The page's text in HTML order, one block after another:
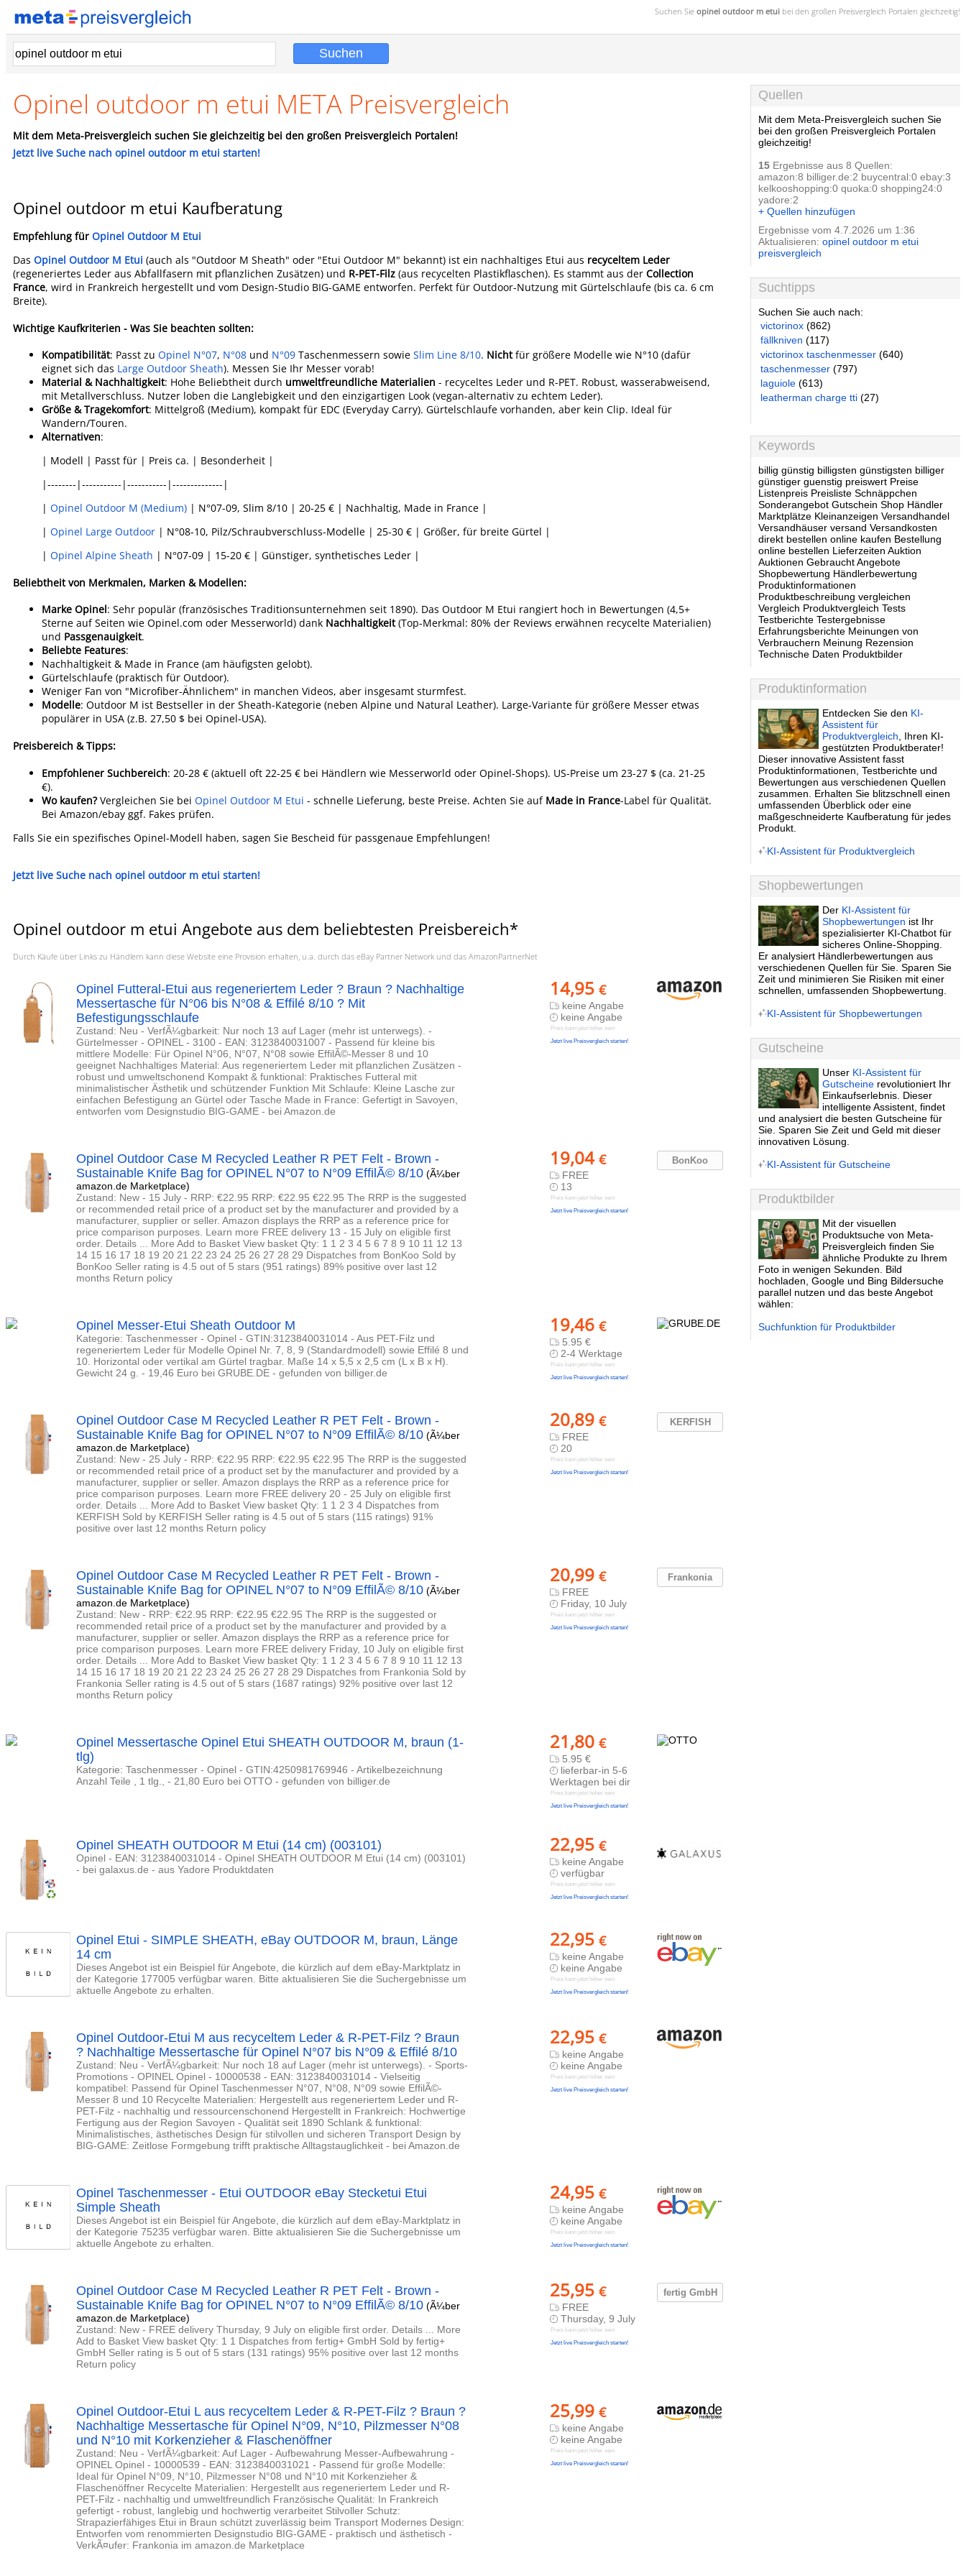
Suchen Sie opinel outdoor m etui bei den großen Preisvergleich Portalen gleichzeitig!
Opinel outdoor m etui META Preisvergleich
Mit dem Meta-Preisvergleich suchen Sie gleichzeitig bei den großen Preisvergleich Portalen!
Jetzt live Suche nach opinel outdoor m etui starten!
Opinel outdoor m etui Kaufberatung
Empfehlung für Opinel Outdoor M Etui
Das Opinel Outdoor M Etui (auch als "Outdoor M Sheath" oder "Etui Outdoor M" bekannt) ist ein nachhaltiges Etui aus recyceltem Leder
(regeneriertes Leder aus Abfallfasern mit pflanzlichen Zusätzen) und R-PET-Filz (aus recycelten Plastikflaschen). Es stammt aus der Collection
France, wird in Frankreich hergestellt und vom Design-Studio BIG-GAME entworfen. Perfekt für Outdoor-Nutzung mit Gürtelschlaufe (bis ca. 6 cm
Breite).
Wichtige Kaufkriterien - Was Sie beachten sollten:
Kompatibilität: Passt zu Opinel N°07, N°08 und N°09 Taschenmessern sowie Slim Line 8/10. Nichtfür größere Modelle wie N°10 (dafür
eignet sich das Large Outdoor Sheath). Messen Sie Ihr Messer vorab!
Material & Nachhaltigkeit: Hohe Beliebtheit durch umweltfreundliche Materialien - recyceltes Leder und R-PET. Robust, wasserabweisend,
mit Metallverschluss. Nutzer loben die Langlebigkeit und den einzigartigen Look (vegan-alternativ zu echtem Leder).
Größe & Tragekomfort: Mittelgroß (Medium), kompakt für EDC (Everyday Carry). Gürtelschlaufe vorhanden, aber kein Clip. Ideal für
Wandern/Touren.
Alternativen:
| Modell | Passt für | Preis ca. | Besonderheit |
|--------|-----------|-----------|--------------|
| Opinel Outdoor M (Medium) | N°07-09, Slim 8/10 | 20-25 € | Nachhaltig, Made in France |
| Opinel Large Outdoor | N°08-10, Pilz/Schraubverschluss-Modelle | 25-30 € | Größer, für breite Gürtel |
| Opinel Alpine Sheath | N°07-09 | 15-20 € | Günstiger, synthetisches Leder |
Beliebtheit von Merkmalen, Marken & Modellen:
Marke Opinel: Sehr populär (französisches Traditionsunternehmen seit 1890). Das Outdoor M Etui rangiert hoch in Bewertungen (4,5+
Sterne auf Seiten wie Opinel.com oder Messerworld) dank Nachhaltigkeit(Top-Merkmal: 80% der Reviews erwähnen recycelte Materialien)
und Passgenauigkeit.
Beliebte Features:
Nachhaltigkeit & Made in France (am häufigsten gelobt).
Gürtelschlaufe (praktisch für Outdoor).
Weniger Fan von "Microfiber-Ähnlichem" in manchen Videos, aber insgesamt sturmfest.
Modelle: Outdoor M ist Bestseller in der Sheath-Kategorie (neben Alpine und Natural Leather). Large-Variante für größere Messer etwas
populärer in USA (z.B. 27,50 $ bei Opinel-USA).
Preisbereich & Tipps:
Empfohlener Suchbereich: 20-28 € (aktuell oft 22-25 € bei Händlern wie Messerworld oder Opinel-Shops). US-Preise um 23-27 $ (ca. 21-25
€).
Wo kaufen?Vergleichen Sie bei Opinel Outdoor M Etui - schnelle Lieferung, beste Preise. Achten Sie auf Made in France-Label für Qualität.
Bei Amazon/ebay ggf. Fakes prüfen.
Falls Sie ein spezifisches Opinel-Modell haben, sagen Sie Bescheid für passgenaue Empfehlungen!
Jetzt live Suche nach opinel outdoor m etui starten!
Opinel outdoor m etui Angebote aus dem beliebtesten Preisbereich*
Durch Käufe über Links zu Händlern kann diese Website eine Provision erhalten, u.a. durch das eBay Partner Network und das AmazonPartnerNet
14,95 €
keine Angabe
keine Angabe
Preis kann jetzt höher sein
Jetzt live Preisvergleich starten!
Opinel Futteral-Etui aus regeneriertem Leder ? Braun ? Nachhaltige
Messertasche für N°06 bis N°08 & Effilé 8/10 ? Mit
Befestigungsschlaufe
Zustand: Neu - VerfÃ¼gbarkeit: Nur noch 13 auf Lager (mehr ist unterwegs). -
Gürtelmesser - OPINEL - 3100 - EAN: 3123840031007 - Passend für kleine bis
mittlere Modelle: Für Opinel N°06, N°07, N°08 sowie EffilÃ©-Messer 8 und 10
geeignet Nachhaltiges Material: Aus regeneriertem Leder mit pflanzlichen Zusätzen -
robust und umweltschonend Kompakt & funktional: Praktisches Futteral mit
minimalistischer Ästhetik und schützender Funktion Mit Schlaufe: Kleine Lasche zur
einfachen Befestigung an Gürtel oder Tasche Made in France: Gefertigt in Savoyen,
entworfen vom Designstudio BIG-GAME - bei Amazon.de
BonKoo
19,04 €
FREE
13
Preis kann jetzt höher sein
Jetzt live Preisvergleich starten!
Opinel Outdoor Case M Recycled Leather R PET Felt - Brown -
Sustainable Knife Bag for OPINEL N°07 to N°09 EffilÃ© 8/10 (Ã¼ber
amazon.de Marketplace)
Zustand: New - 15 July - RRP: €22.95 RRP: €22.95 €22.95 The RRP is the suggested
or recommended retail price of a product set by the manufacturer and provided by a
manufacturer, supplier or seller. Amazon displays the RRP as a reference price for
price comparison purposes. Learn more FREE delivery 13 - 15 July on eligible first
order. Details ... More Add to Basket View basket Qty: 1 1 2 3 4 5 6 7 8 9 10 11 12 13
14 15 16 17 18 19 20 21 22 23 24 25 26 27 28 29 Dispatches from BonKoo Sold by
BonKoo Seller rating is 4.5 out of 5 stars (951 ratings) 89% positive over last 12
months Return policy
19,46 €
5.95 €
2-4 Werktage
Preis kann jetzt höher sein
Jetzt live Preisvergleich starten!
Opinel Messer-Etui Sheath Outdoor M
Kategorie: Taschenmesser - Opinel - GTIN:3123840031014 - Aus PET-Filz und
regeneriertem Leder für Modelle Opinel Nr. 7, 8, 9 (Standardmodell) sowie Effilé 8 und
10. Horizontal oder vertikal am Gürtel tragbar. Maße 14 x 5,5 x 2,5 cm (L x B x H).
Gewicht 24 g. - 19,46 Euro bei GRUBE.DE - gefunden von billiger.de
KERFISH
20,89 €
FREE
20
Preis kann jetzt höher sein
Jetzt live Preisvergleich starten!
Opinel Outdoor Case M Recycled Leather R PET Felt - Brown -
Sustainable Knife Bag for OPINEL N°07 to N°09 EffilÃ© 8/10 (Ã¼ber
amazon.de Marketplace)
Zustand: New - 25 July - RRP: €22.95 RRP: €22.95 €22.95 The RRP is the suggested
or recommended retail price of a product set by the manufacturer and provided by a
manufacturer, supplier or seller. Amazon displays the RRP as a reference price for
price comparison purposes. Learn more FREE delivery 20 - 25 July on eligible first
order. Details ... More Add to Basket View basket Qty: 1 1 2 3 4 Dispatches from
KERFISH Sold by KERFISH Seller rating is 4.5 out of 5 stars (115 ratings) 91%
positive over last 12 months Return policy
Frankonia
20,99 €
FREE
Friday, 10 July
Preis kann jetzt höher sein
Jetzt live Preisvergleich starten!
Opinel Outdoor Case M Recycled Leather R PET Felt - Brown -
Sustainable Knife Bag for OPINEL N°07 to N°09 EffilÃ© 8/10 (Ã¼ber
amazon.de Marketplace)
Zustand: New - RRP: €22.95 RRP: €22.95 €22.95 The RRP is the suggested or
recommended retail price of a product set by the manufacturer and provided by a
manufacturer, supplier or seller. Amazon displays the RRP as a reference price for
price comparison purposes. Learn more FREE delivery Friday, 10 July on eligible first
order. Details ... More Add to Basket View basket Qty: 1 1 2 3 4 5 6 7 8 9 10 11 12 13
14 15 16 17 18 19 20 21 22 23 24 25 26 27 28 29 Dispatches from Frankonia Sold by
Frankonia Seller rating is 4.5 out of 5 stars (1687 ratings) 92% positive over last 12
months Return policy
21,80 €
5.95 €
lieferbar-in 5-6
Werktagen bei dir
Preis kann jetzt höher sein
Jetzt live Preisvergleich starten!
Opinel Messertasche Opinel Etui SHEATH OUTDOOR M, braun (1-
tlg)
Kategorie: Taschenmesser - Opinel - GTIN:4250981769946 - Artikelbezeichnung
Anzahl Teile , 1 tlg., - 21,80 Euro bei OTTO - gefunden von billiger.de
22,95 €
keine Angabe
verfügbar
Preis kann jetzt höher sein
Jetzt live Preisvergleich starten!
Opinel SHEATH OUTDOOR M Etui (14 cm) (003101)
Opinel - EAN: 3123840031014 - Opinel SHEATH OUTDOOR M Etui (14 cm) (003101)
- bei galaxus.de - aus Yadore Produktdaten
22,95 €
keine Angabe
keine Angabe
Preis kann jetzt höher sein
Jetzt live Preisvergleich starten!
Opinel Etui - SIMPLE SHEATH, eBay OUTDOOR M, braun, Länge
14 cm
Dieses Angebot ist ein Beispiel für Angebote, die kürzlich auf dem eBay-Marktplatz in
der Kategorie 177005 verfügbar waren. Bitte aktualisieren Sie die Suchergebnisse um
aktuelle Angebote zu erhalten.
22,95 €
keine Angabe
keine Angabe
Preis kann jetzt höher sein
Jetzt live Preisvergleich starten!
Opinel Outdoor-Etui M aus recyceltem Leder & R-PET-Filz ? Braun
? Nachhaltige Messertasche für Opinel N°07 bis N°09 & Effilé 8/10
Zustand: Neu - VerfÃ¼gbarkeit: Nur noch 18 auf Lager (mehr ist unterwegs). - Sports-
Promotions - OPINEL Opinel - 10000538 - EAN: 3123840031014 - Vielseitig
kompatibel: Passend für Opinel Taschenmesser N°07, N°08, N°09 sowie EffilÃ©-
Messer 8 und 10 Recycelte Materialien: Hergestellt aus regeneriertem Leder und R-
PET-Filz - nachhaltig und ressourcenschonend Hergestellt in Frankreich: Hochwertige
Fertigung aus der Region Savoyen - Qualität seit 1890 Schlank & funktional:
Minimalistisches, ästhetisches Design für stilvollen und sicheren Transport Design by
BIG-GAME: Zeitlose Formgebung trifft praktische Alltagstauglichkeit - bei Amazon.de
24,95 €
keine Angabe
keine Angabe
Preis kann jetzt höher sein
Jetzt live Preisvergleich starten!
Opinel Taschenmesser - Etui OUTDOOR eBay Stecketui Etui
Simple Sheath
Dieses Angebot ist ein Beispiel für Angebote, die kürzlich auf dem eBay-Marktplatz in
der Kategorie 75235 verfügbar waren. Bitte aktualisieren Sie die Suchergebnisse um
aktuelle Angebote zu erhalten.
fertig GmbH
25,95 €
FREE
Thursday, 9 July
Preis kann jetzt höher sein
Jetzt live Preisvergleich starten!
Opinel Outdoor Case M Recycled Leather R PET Felt - Brown -
Sustainable Knife Bag for OPINEL N°07 to N°09 EffilÃ© 8/10 (Ã¼ber
amazon.de Marketplace)
Zustand: New - FREE delivery Thursday, 9 July on eligible first order. Details ... More
Add to Basket View basket Qty: 1 1 Dispatches from fertig+ GmbH Sold by fertig+
GmbH Seller rating is 5 out of 5 stars (131 ratings) 95% positive over last 12 months
Return policy
25,99 €
keine Angabe
keine Angabe
Preis kann jetzt höher sein
Jetzt live Preisvergleich starten!
Opinel Outdoor-Etui L aus recyceltem Leder & R-PET-Filz ? Braun ?
Nachhaltige Messertasche für Opinel N°09, N°10, Pilzmesser N°08
und N°10 mit Korkenzieher & Flaschenöffner
Zustand: Neu - VerfÃ¼gbarkeit: Auf Lager - Aufbewahrung Messer-Aufbewahrung -
OPINEL Opinel - 10000539 - EAN: 3123840031021 - Passend für große Modelle:
Ideal für Opinel N°09, N°10, Pilzmesser N°08 und N°10 mit Korkenzieher &
Flaschenöffner Recycelte Materialien: Hergestellt aus regeneriertem Leder und R-
PET-Filz - nachhaltig und umweltfreundlich Französische Qualität: In Frankreich
gefertigt - robust, langlebig und hochwertig verarbeitet Stilvoller Schutz:
Strapazierfähiges Etui in Braun schützt zuverlässig beim Transport Modernes Design:
Entworfen vom renommierten Designstudio BIG-GAME - praktisch und ästhetisch -
VerkÃ¤ufer: Frankonia im amazon.de Marketplace
Quellen
Mit dem Meta-Preisvergleich suchen Sie
bei den großen Preisvergleich Portalen
gleichzeitig!
15 Ergebnisse aus 8 Quellen:
amazon:8 billiger.de:2 buycentral:0 ebay:3
kelkooshopping:0 quoka:0 shopping24:0
yadore:2
+ Quellen hinzufügen
Ergebnisse vom 4.7.2026 um 1:36
Aktualisieren: opinel outdoor m etui
preisvergleich
Suchtipps
Suchen Sie auch nach:
victorinox (862)
fällkniven (117)
victorinox taschenmesser (640)
taschenmesser (797)
laguiole (613)
leatherman charge tti (27)
Keywords
billig günstig billigsten günstigsten billiger
günstiger guenstig preiswert Preise
Listenpreis Preisliste Schnäppchen
Sonderangebot Gutschein Shop Händler
Marktplätze Kleinanzeigen Versandhandel
Versandhäuser versand Versandkosten
direkt bestellen online kaufen Bestellung
online bestellen Lieferzeiten Auktion
Auktionen Gebraucht Angebote
Shopbewertung Händlerbewertung
Produktinformationen
Produktbeschreibung vergleichen
Vergleich Produktvergleich Tests
Testberichte Testergebnisse
Erfahrungsberichte Meinungen von
Verbrauchern Meinung Rezension
Technische Daten Produktbilder
Produktinformation
Entdecken Sie den KI-
Assistent für
Produktvergleich , Ihren KI-
gestützten Produktberater!
Dieser innovative Assistent fasst
Produktinformationen, Testberichte und
Bewertungen aus verschiedenen Quellen
zusammen. Erhalten Sie blitzschnell einen
umfassenden Überblick oder eine
maßgeschneiderte Kaufberatung für jedes
Produkt.
KI-Assistent für Produktvergleich
Shopbewertungen
Der KI-Assistent für
Shopbewertungen ist Ihr
spezialisierter KI-Chatbot für
sicheres Online-Shopping.
Er analysiert Händlerbewertungen aus
verschiedenen Quellen für Sie. Sparen Sie
Zeit und minimieren Sie Risiken mit einer
schnellen, umfassenden Shopbewertung.
KI-Assistent für Shopbewertungen
Gutscheine
Unser KI-Assistent für
Gutscheine revolutioniert Ihr
Einkaufserlebnis. Dieser
intelligente Assistent, findet
und analysiert die besten Gutscheine für
Sie. Sparen Sie Zeit und Geld mit dieser
innovativen Lösung.
KI-Assistent für Gutscheine
Produktbilder
Mit der visuellen
Produktsuche von Meta-
Preisvergleich finden Sie
ähnliche Produkte zu Ihrem
Foto in wenigen Sekunden. Bild
hochladen, Google und Bing Bildersuche
parallel nutzen und das beste Angebot
wählen:
Suchfunktion für Produktbilder